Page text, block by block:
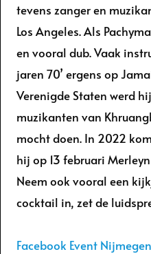
tevens zanger en
Los Angeles. Als
en vooral dub. Vaak
jaren 70’ ergens op
Verenigde Staten werd
muzikanten van
mocht doen. In 2022
hij op 13 februari
Neem ook vooral een
cocktail in, zet de
Facebook Event